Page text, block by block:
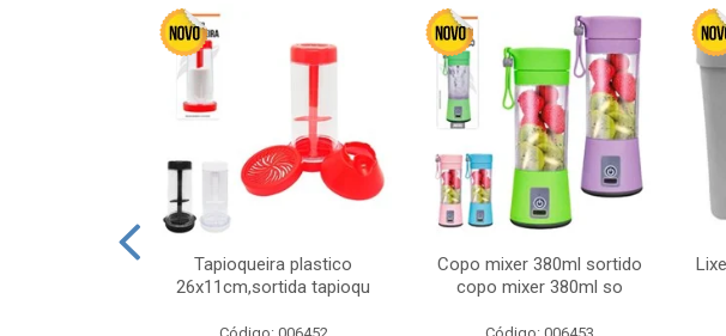
Tapioqueira plastico
26x11cm,sortida tapioqu
Copo mixer 380ml sortido
copo mixer 380ml so